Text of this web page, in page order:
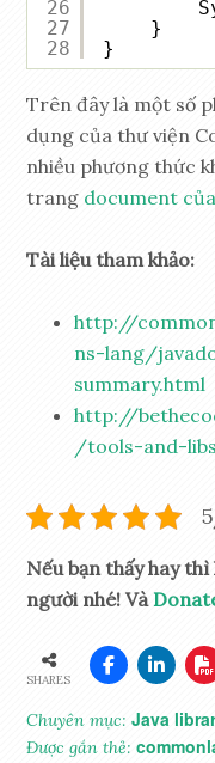
26
27
28
}
}
Trên đây là một số
dụng của thư viện
nhiều phương thức
trang document
Tài liệu tham khảo:
http://
ns-lang/
summary.html
http://
/tools-and-
Nếu bạn thấy hay
người nhé! Và
SHARES
Chuyên mục:Java
Được gắn thẻ: